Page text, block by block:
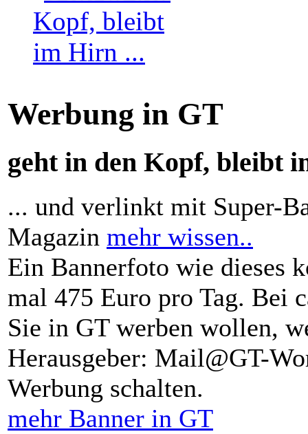
Werbung in GT
geht in den Kopf, bleibt
... und verlinkt mit Super-
Magazin mehr wissen..
Ein Bannerfoto wie dieses
mal 475 Euro pro Tag. Bei
Sie in GT werben wollen,
Herausgeber: Mail@GT-
Werbung schalten.
mehr Banner in GT